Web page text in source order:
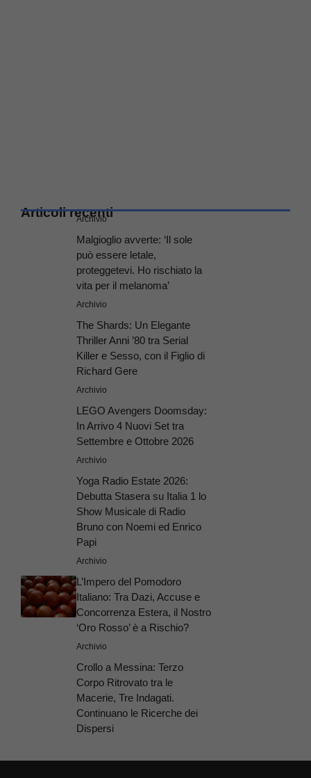
Articoli recenti
Archivio
Malgioglio avverte: ‘Il sole
può essere letale,
proteggetevi. Ho rischiato la
vita per il melanoma’
Archivio
The Shards: Un Elegante
Thriller Anni ’80 tra Serial
Killer e Sesso, con il Figlio di
Richard Gere
Archivio
LEGO Avengers Doomsday:
In Arrivo 4 Nuovi Set tra
Settembre e Ottobre 2026
Archivio
Yoga Radio Estate 2026:
Debutta Stasera su Italia 1 lo
Show Musicale di Radio
Bruno con Noemi ed Enrico
Papi
Archivio
L’Impero del Pomodoro
Italiano: Tra Dazi, Accuse e
Concorrenza Estera, il Nostro
‘Oro Rosso’ è a Rischio?
Archivio
Crollo a Messina: Terzo
Corpo Ritrovato tra le
Macerie, Tre Indagati.
Continuano le Ricerche dei
Dispersi